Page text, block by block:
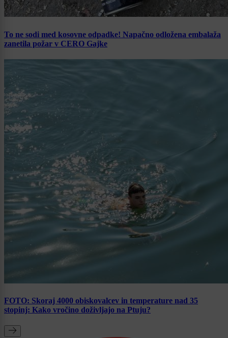
To ne sodi med kosovne odpadke! Napačno odložena embalaža
zanetila požar v CERO Gajke
FOTO: Skoraj 4000 obiskovalcev in temperature nad 35
stopinj: Kako vročino doživljajo na Ptuju?